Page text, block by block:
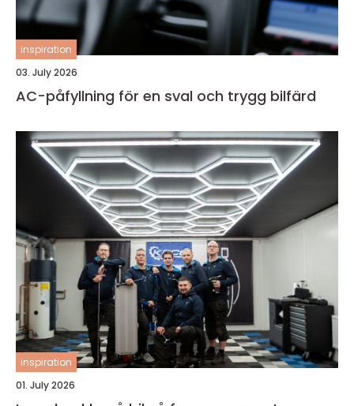
inspiration
03. July 2026
AC-påfyllning för en sval och trygg bilfärd
inspiration
01. July 2026